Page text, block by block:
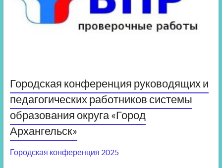
Городская конференция руководящих и
педагогических работников системы
образования округа «Город
Архангельск»
Городская конференция 2025